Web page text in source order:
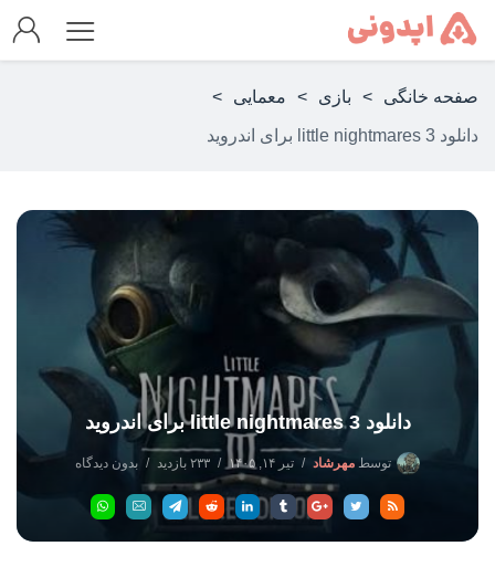
صفحه خانگی > بازی > معمایی >
دانلود little nightmares 3 برای اندروید
دانلود little nightmares 3 برای اندروید
توسط مهرشاد تیر ۱۴, ۱۴۰۵ ۲۳۳ بازدید بدون دیدگاه